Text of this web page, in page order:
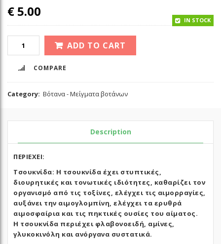
€ 5.00
IN STOCK
ADD TO CART
COMPARE
Category: Βότανα - Μείγματα βοτάνων
Description
ΠΕΡΙΕΧΕΙ:
Τσουκνίδα: Η τσουκνίδα έχει στυπτικές,
διουρητικές και τονωτικές ιδιότητες , καθαρίζει τον
οργανισμό από τις τοξίνες, ελέγχει τις αιμορραγίες,
αυξάνει την αιμογλομπίνη, ελέγχει τα ερυθρά
αιμοσφαίρια και τις πηκτικές ουσίες του αίματος.
Η τσουκνίδα περιέχει φλαβονοειδή, αμίνες,
γλυκοκινόλη και ανόργανα συστατικά.